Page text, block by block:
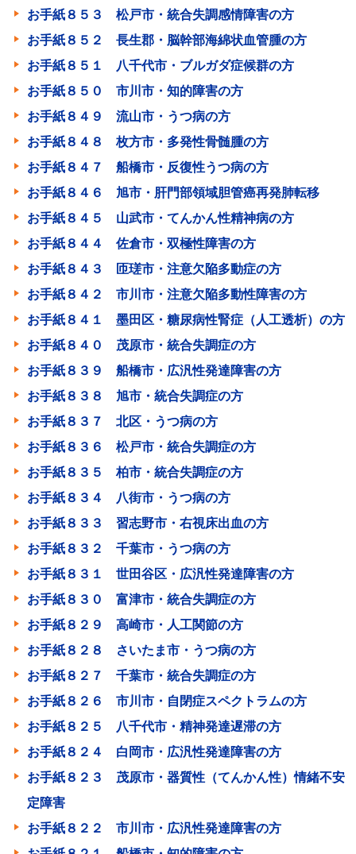
お手紙８５３ 松戸市・統合失調感情障害の方
お手紙８５２ 長生郡・脳幹部海綿状血管腫の方
お手紙８５１ 八千代市・ブルガダ症候群の方
お手紙８５０ 市川市・知的障害の方
お手紙８４９ 流山市・うつ病の方
お手紙８４８ 枚方市・多発性骨髄腫の方
お手紙８４７ 船橋市・反復性うつ病の方
お手紙８４６ 旭市・肝門部領域胆管癌再発肺転移
お手紙８４５ 山武市・てんかん性精神病の方
お手紙８４４ 佐倉市・双極性障害の方
お手紙８４３ 匝瑳市・注意欠陥多動症の方
お手紙８４２ 市川市・注意欠陥多動性障害の方
お手紙８４１ 墨田区・糖尿病性腎症（人工透析）の方
お手紙８４０ 茂原市・統合失調症の方
お手紙８３９ 船橋市・広汎性発達障害の方
お手紙８３８ 旭市・統合失調症の方
お手紙８３７ 北区・うつ病の方
お手紙８３６ 松戸市・統合失調症の方
お手紙８３５ 柏市・統合失調症の方
お手紙８３４ 八街市・うつ病の方
お手紙８３３ 習志野市・右視床出血の方
お手紙８３２ 千葉市・うつ病の方
お手紙８３１ 世田谷区・広汎性発達障害の方
お手紙８３０ 富津市・統合失調症の方
お手紙８２９ 高崎市・人工関節の方
お手紙８２８ さいたま市・うつ病の方
お手紙８２７ 千葉市・統合失調症の方
お手紙８２６ 市川市・自閉症スペクトラムの方
お手紙８２５ 八千代市・精神発達遅滞の方
お手紙８２４ 白岡市・広汎性発達障害の方
お手紙８２３ 茂原市・器質性（てんかん性）情緒不安
定障害
お手紙８２２ 市川市・広汎性発達障害の方